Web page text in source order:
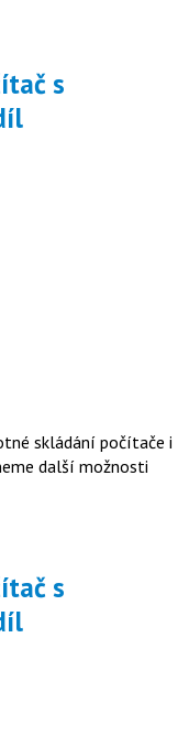
skládání počítače i
další možnosti